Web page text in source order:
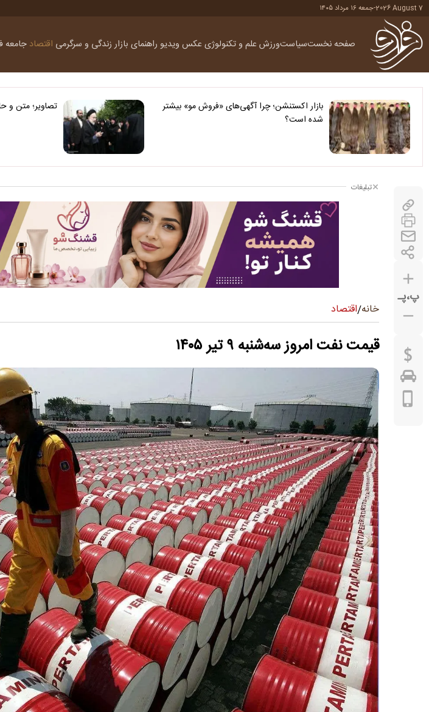
2026 August 7
-جمعه ۱۶ مرداد ۱۴۰۵
صفحه نخستسیاستورزش علم و تکنولوژی عکس ویدیو راهنمای بازارزندگی و سرگرمی اقتصاد جامعه
بازار اکستنشن؛ چرا آگهی‌های «فروش مو» بیشتر
شده است؟
تصاویر؛ متن و
پ،پـ
تبلیغات
خانه/اقتصاد
قیمت نفت امروز سه‌شنبه ۹ تیر ۱۴۰۵